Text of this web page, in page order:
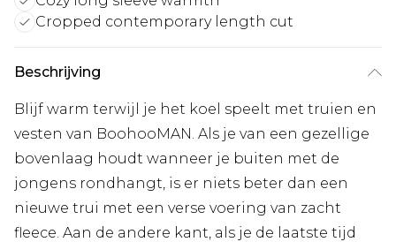
Cropped contemporary length cut
Beschrijving
Blijf warm terwijl je het koel speelt met truien en
vesten van BoohooMAN. Als je van een gezellige
bovenlaag houdt wanneer je buiten met de
jongens rondhangt, is er niets beter dan een
nieuwe trui met een verse voering van zacht
fleece. Aan de andere kant, als je de laatste tijd